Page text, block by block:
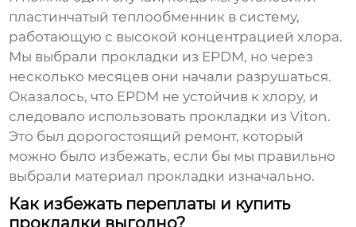
пластинчатый теплообменник в систему,
работающую с высокой концентрацией хлора.
Мы выбрали прокладки из EPDM, но через
несколько месяцев они начали разрушаться.
Оказалось, что EPDM не устойчив к хлору, и
следовало использовать прокладки из Viton.
Это был дорогостоящий ремонт, который
можно было избежать, если бы мы правильно
выбрали материал прокладки изначально.
Как избежать переплаты и купить
прокладки выгодно?